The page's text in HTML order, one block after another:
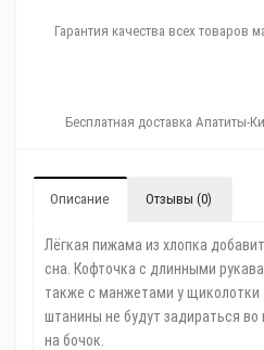
Гарантия качества всех товаров
Бесплатная доставка Апатиты-
Описание Отзывы (0)
Лёгкая пижама из хлопка
сна. Кофточка с длинными
также с манжетами у щиколотки
штанины не будут задираться
на бочок.